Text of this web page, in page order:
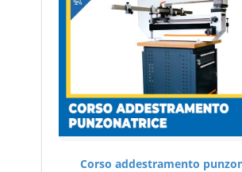
Corso addestramento